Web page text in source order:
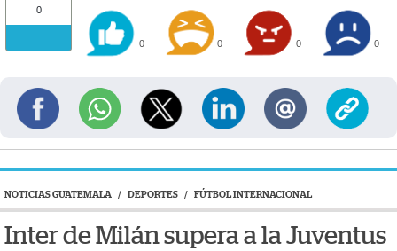
0
0 0 0 0
NOTICIAS GUATEMALA / DEPORTES / FÚTBOL INTERNACIONAL
Inter de Milán supera a la Juventus